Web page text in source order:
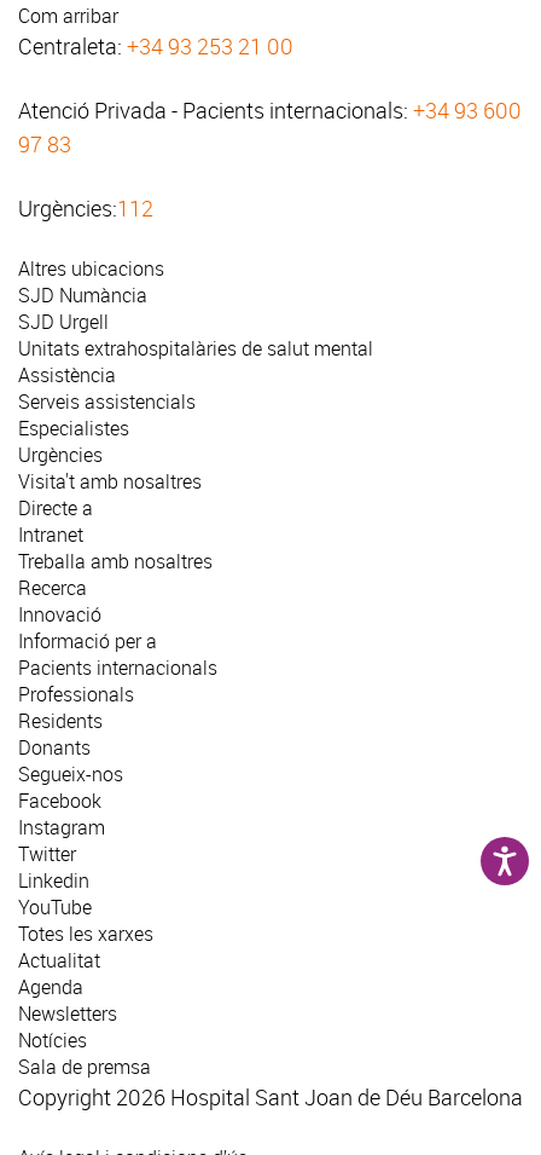
Com arribar
Centraleta: +34 93 253 21 00
Atenció Privada - Pacients internacionals: +34 93 600
97 83
Urgències:112
Altres ubicacions
SJD Numància
SJD Urgell
Unitats extrahospitalàries de salut mental
Assistència
Serveis assistencials
Especialistes
Urgències
Visita't amb nosaltres
Directe a
Intranet
Treballa amb nosaltres
Recerca
Innovació
Informació per a
Pacients internacionals
Professionals
Residents
Donants
Segueix-nos
Facebook
Instagram
Twitter
Linkedin
YouTube
Totes les xarxes
Actualitat
Agenda
Newsletters
Notícies
Sala de premsa
Copyright 2026 Hospital Sant Joan de Déu Barcelona